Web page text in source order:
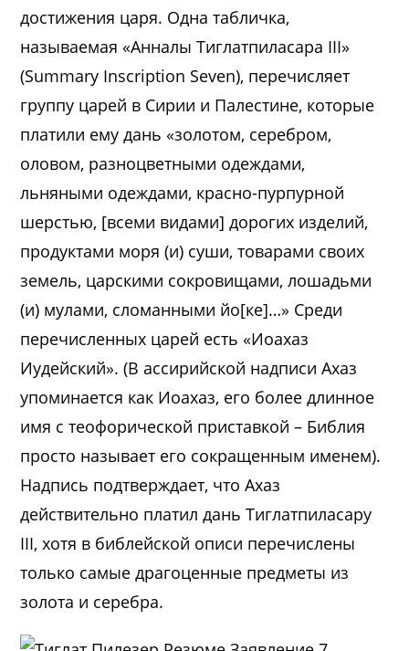
достижения царя. Одна табличка,
называемая «Анналы Тиглатпиласара III»
(Summary Inscription Seven), перечисляет
группу царей в Сирии и Палестине, которые
платили ему дань «золотом, серебром,
оловом, разноцветными одеждами,
льняными одеждами, красно-пурпурной
шерстью, [всеми видами] дорогих изделий,
продуктами моря (и) суши, товарами своих
земель, царскими сокровищами, лошадьми
(и) мулами, сломанными йо[ке]…» Среди
перечисленных царей есть «Иоахаз
Иудейский». (В ассирийской надписи Ахаз
упоминается как Иоахаз, его более длинное
имя с теофорической приставкой – Библия
просто называет его сокращенным именем).
Надпись подтверждает, что Ахаз
действительно платил дань Тиглатпиласару
III, хотя в библейской описи перечислены
только самые драгоценные предметы из
золота и серебра.